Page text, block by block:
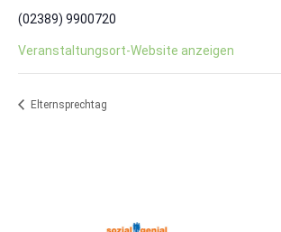
(02389) 9900720
Veranstaltungsort-Website anzeigen
Elternsprechtag